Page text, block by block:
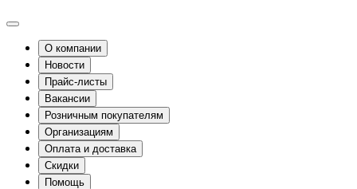
О компании
Новости
Прайс-листы
Вакансии
Розничным покупателям
Организациям
Оплата и доставка
Скидки
Помощь